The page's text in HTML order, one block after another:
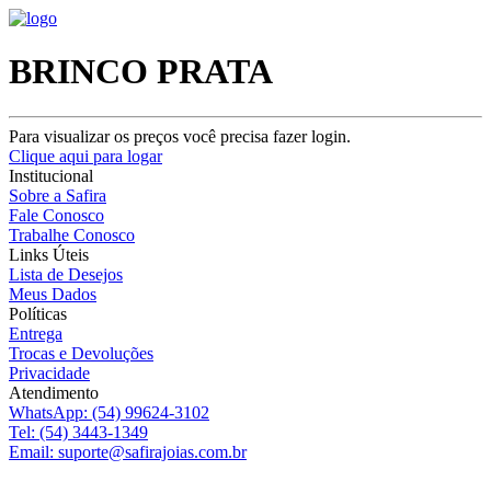
BRINCO PRATA
Para visualizar os preços você precisa fazer login.
Clique aqui para logar
Institucional
Sobre a Safira
Fale Conosco
Trabalhe Conosco
Links Úteis
Lista de Desejos
Meus Dados
Políticas
Entrega
Trocas e Devoluções
Privacidade
Atendimento
WhatsApp: (54) 99624-3102
Tel: (54) 3443-1349
Email: suporte@safirajoias.com.br